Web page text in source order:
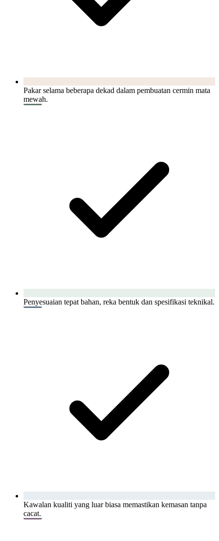
Pakar selama beberapa dekad dalam pembuatan cermin mata
mewah.
Penyesuaian tepat bahan, reka bentuk dan spesifikasi teknikal.
Kawalan kualiti yang luar biasa memastikan kemasan tanpa
cacat.